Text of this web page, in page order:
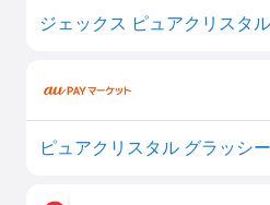
ジェックス ピュアクリスタ
ピュアクリスタル グラッシ